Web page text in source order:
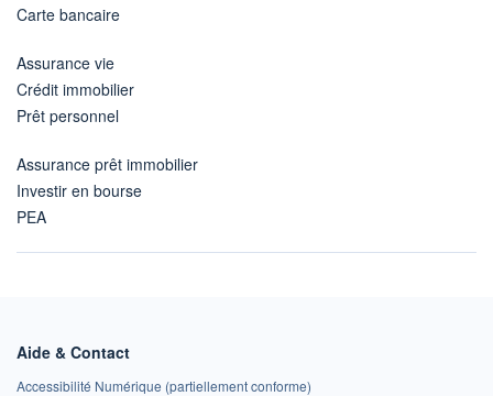
Carte bancaire
Assurance vie
Crédit immobilier
Prêt personnel
Assurance prêt immobilier
Investir en bourse
PEA
Aide & Contact
Accessibilité Numérique (partiellement conforme)